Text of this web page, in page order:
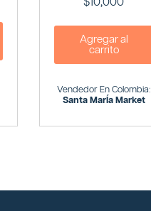
Agregar al
carrito
Vendedor En Colombia:
Santa MarÍa Market